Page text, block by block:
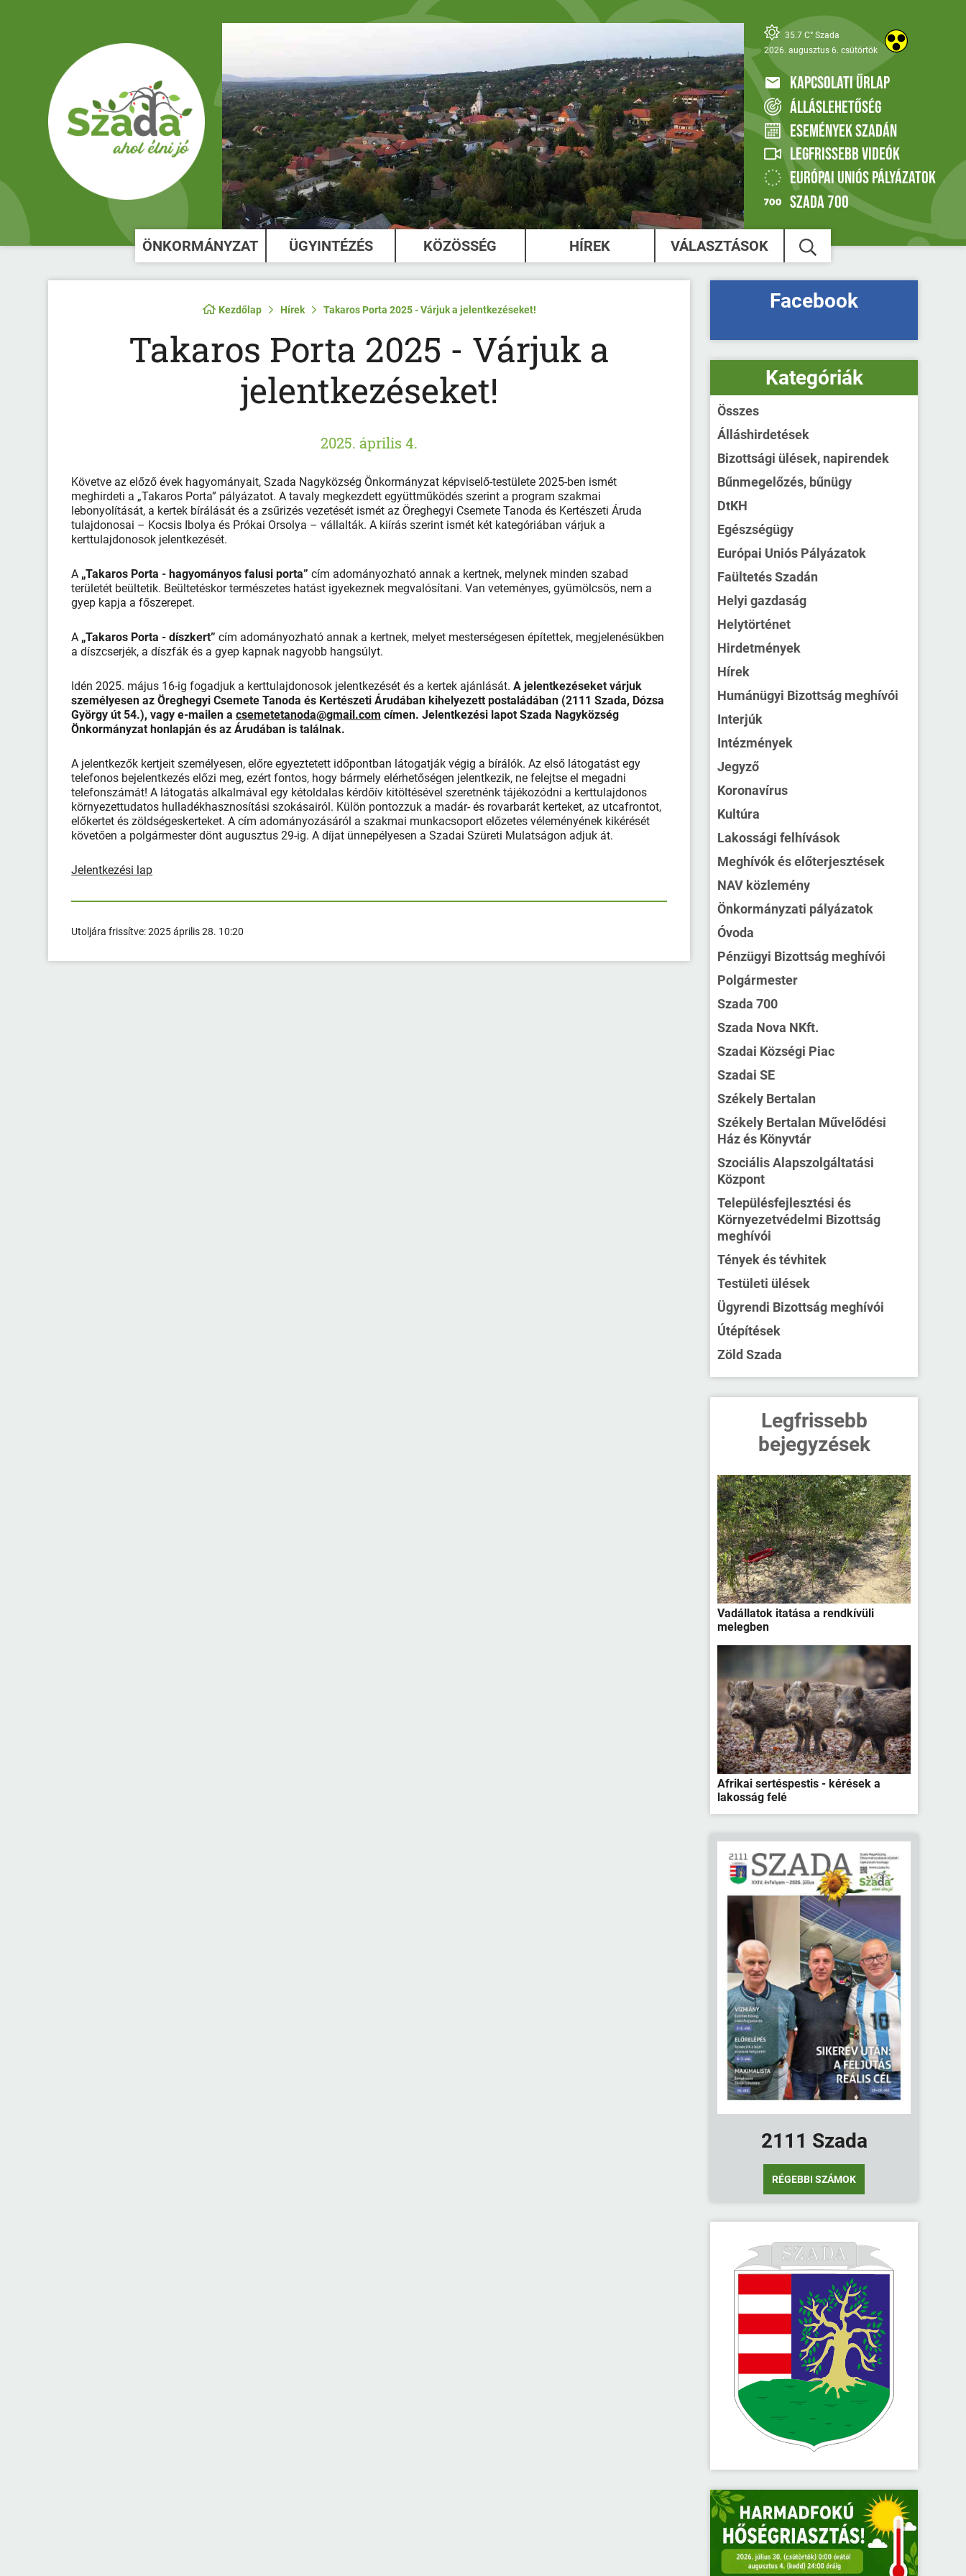
35.7 C° Szada
2026. augusztus 6. csütörtök
KAPCSOLATI ŰRLAP
ÁLLÁSLEHETŐSÉG
ESEMÉNYEK SZADÁN
LEGFRISSEBB VIDEÓK
EURÓPAI UNIÓS PÁLYÁZATOK
SZADA 700
ÖNKORMÁNYZAT ÜGYINTÉZÉS KÖZÖSSÉG HÍREK VÁLASZTÁSOK
Kezdőlap Hírek Takaros Porta 2025 - Várjuk a jelentkezéseket!
Takaros Porta 2025 - Várjuk a
jelentkezéseket!
2025. április 4.
Követve az előző évek hagyományait, Szada Nagyközség Önkormányzat képviselő-testülete 2025-ben ismét
meghirdeti a „Takaros Porta” pályázatot. A tavaly megkezdett együttműködés szerint a program szakmai
lebonyolítását, a kertek bírálását és a zsűrizés vezetését ismét az Öreghegyi Csemete Tanoda és Kertészeti Áruda
tulajdonosai – Kocsis Ibolya és Prókai Orsolya – vállalták. A kiírás szerint ismét két kategóriában várjuk a
kerttulajdonosok jelentkezését.
A „Takaros Porta - hagyományos falusi porta” cím adományozható annak a kertnek, melynek minden szabad
területét beültetik. Beültetéskor természetes hatást igyekeznek megvalósítani. Van veteményes, gyümölcsös, nem a
gyep kapja a főszerepet.
A „Takaros Porta - díszkert” cím adományozható annak a kertnek, melyet mesterségesen építettek, megjelenésükben
a díszcserjék, a díszfák és a gyep kapnak nagyobb hangsúlyt.
Idén 2025. május 16-ig fogadjuk a kerttulajdonosok jelentkezését és a kertek ajánlását.A jelentkezéseket várjuk
személyesen az Öreghegyi Csemete Tanoda és Kertészeti Árudában kihelyezett postaládában (2111 Szada, Dózsa
György út 54.), vagy e-mailen acsemetetanoda@gmail.com címen. Jelentkezési lapot Szada Nagyközség
Önkormányzat honlapján és az Árudában is találnak.
A jelentkezők kertjeit személyesen, előre egyeztetett időpontban látogatják végig a bírálók. Az első látogatást egy
telefonos bejelentkezés előzi meg, ezért fontos, hogy bármely elérhetőségen jelentkezik, ne felejtse el megadni
telefonszámát! A látogatás alkalmával egy kétoldalas kérdőív kitöltésével szeretnénk tájékozódni a kerttulajdonos
környezettudatos hulladékhasznosítási szokásairól. Külön pontozzuk a madár- és rovarbarát kerteket, az utcafrontot,
előkertet és zöldségeskerteket. A cím adományozásáról a szakmai munkacsoport előzetes véleményének kikérését
követően a polgármester dönt augusztus 29-ig. A díjat ünnepélyesen a Szadai Szüreti Mulatságon adjuk át.
Jelentkezési lap
Utoljára frissítve:2025 április 28. 10:20
Facebook
Kategóriák
Összes
Álláshirdetések
Bizottsági ülések, napirendek
Bűnmegelőzés, bűnügy
DtKH
Egészségügy
Európai Uniós Pályázatok
Faültetés Szadán
Helyi gazdaság
Helytörténet
Hirdetmények
Hírek
Humánügyi Bizottság meghívói
Interjúk
Intézmények
Jegyző
Koronavírus
Kultúra
Lakossági felhívások
Meghívók és előterjesztések
NAV közlemény
Önkormányzati pályázatok
Óvoda
Pénzügyi Bizottság meghívói
Polgármester
Szada 700
Szada Nova NKft.
Szadai Községi Piac
Szadai SE
Székely Bertalan
Székely Bertalan Művelődési
Ház és Könyvtár
Szociális Alapszolgáltatási
Központ
Településfejlesztési és
Környezetvédelmi Bizottság
meghívói
Tények és tévhitek
Testületi ülések
Ügyrendi Bizottság meghívói
Útépítések
Zöld Szada
Legfrissebb
bejegyzések
Vadállatok itatása a rendkívüli
melegben
Afrikai sertéspestis - kérések a
lakosság felé
2111 Szada
RÉGEBBI SZÁMOK